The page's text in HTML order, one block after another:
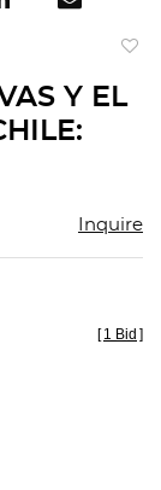
Y EL
Inquire
[ 1 Bid ]